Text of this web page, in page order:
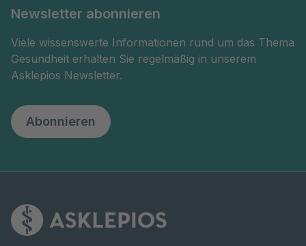
Newsletter abonnieren
Viele wissenswerte Informationen rund um das Thema
Gesundheit erhalten Sie regelmäßig in unserem
Asklepios Newsletter.
Abonnieren